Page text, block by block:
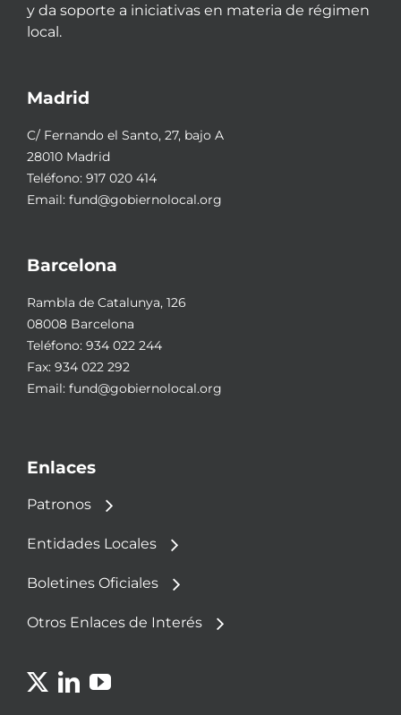
y da soporte a iniciativas en materia de régimen
local.
Madrid
C/ Fernando el Santo, 27, bajo A
28010 Madrid
Teléfono: 917 020 414
Email: fund@gobiernolocal.org
Barcelona
Rambla de Catalunya, 126
08008 Barcelona
Teléfono: 934 022 244
Fax: 934 022 292
Email: fund@gobiernolocal.org
Enlaces
Patronos
Entidades Locales
Boletines Oficiales
Otros Enlaces de Interés